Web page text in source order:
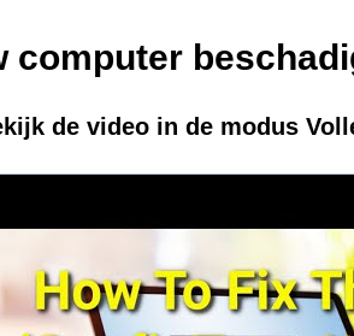
computer
de video in de modus